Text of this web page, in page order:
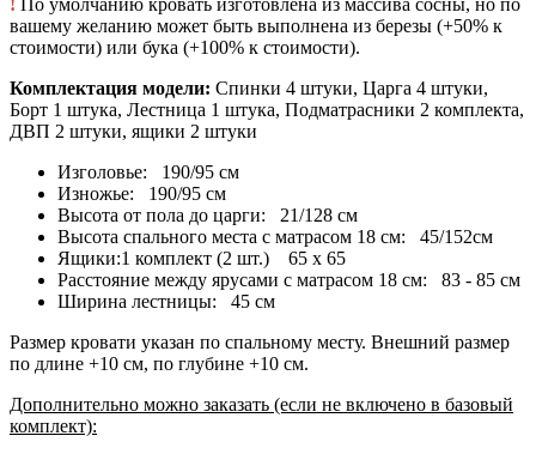
вашему желанию может быть выполнена из березы (+50% к
стоимости) или бука (+100% к стоимости).
Комплектация модели: Спинки 4 штуки, Царга 4 штуки,
Борт 1 штука, Лестница 1 штука, Подматрасники 2 комплекта,
ДВП 2 штуки, ящики 2 штуки
Изголовье: 190/95 см
Изножье: 190/95 см
Высота от пола до царги: 21/128 см
Высота спального места с матрасом 18 см: 45/152см
Ящики:1 комплект (2 шт.) 65 х 65
Расстояние между ярусами с матрасом 18 см: 83 - 85 см
Ширина лестницы: 45 см
Размер кровати указан по спальному месту. Внешний размер
по длине +10 см, по глубине +10 см.
Дополнительно можно заказать (если не включено в базовый
комплект):